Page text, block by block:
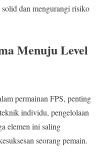
dan mengurangi risiko
Menuju Level
permainan FPS, penting
individu, pengelolaan
elemen ini saling
seorang pemain.